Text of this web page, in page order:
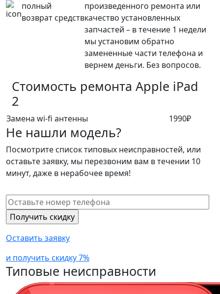
полный
возврат средств
произведенного ремонта или
качество установленных
запчастей – в течение 1 недели
мы установим обратно
замененные части телефона и
вернем деньги. Без вопросов.
Стоимость ремонта Apple iPad
2
Замена wi-fi антенны 1990₽
Не нашли модель?
Посмотрите список типовых неисправностей, или
оставьте заявку, мы перезвоним вам в течении 10
минут, даже в нерабочее время!
Оставить заявку
и получить скидку 7%
Типовые неисправности